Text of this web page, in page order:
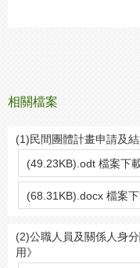
相關檔案
(1)民間團體計畫申請及
(49.23KB).odt 檔案下
(68.31KB).docx 檔案
(2)公職人員及關係人身
用》